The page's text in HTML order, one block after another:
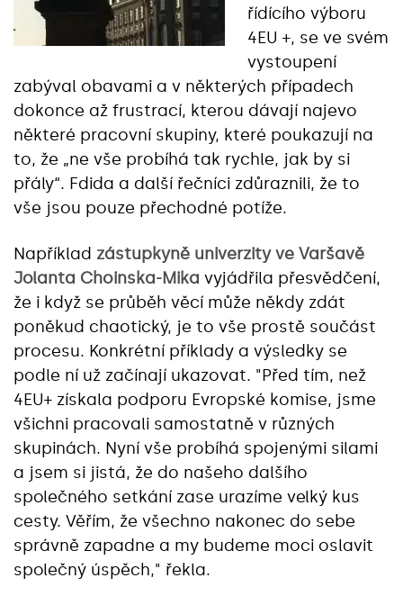
řídícího výboru
4EU +, se ve svém
vystoupení
zabýval obavami a v některých případech
dokonce až frustrací, kterou dávají najevo
některé pracovní skupiny, které poukazují na
to, že „ne vše probíhá tak rychle, jak by si
přály“. Fdida a další řečníci zdůraznili, že to
vše jsou pouze přechodné potíže.
Například zástupkyně univerzity ve Varšavě
Jolanta Choinska-Mika vyjádřila přesvědčení,
že i když se průběh věcí může někdy zdát
poněkud chaotický, je to vše prostě součást
procesu. Konkrétní příklady a výsledky se
podle ní už začínají ukazovat. "Před tím, než
4EU+ získala podporu Evropské komise, jsme
všichni pracovali samostatně v různých
skupinách. Nyní vše probíhá spojenými silami
a jsem si jistá, že do našeho dalšího
společného setkání zase urazíme velký kus
cesty. Věřím, že všechno nakonec do sebe
správně zapadne a my budeme moci oslavit
společný úspěch," řekla.